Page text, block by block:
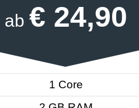
ab € 24,90
1 Core